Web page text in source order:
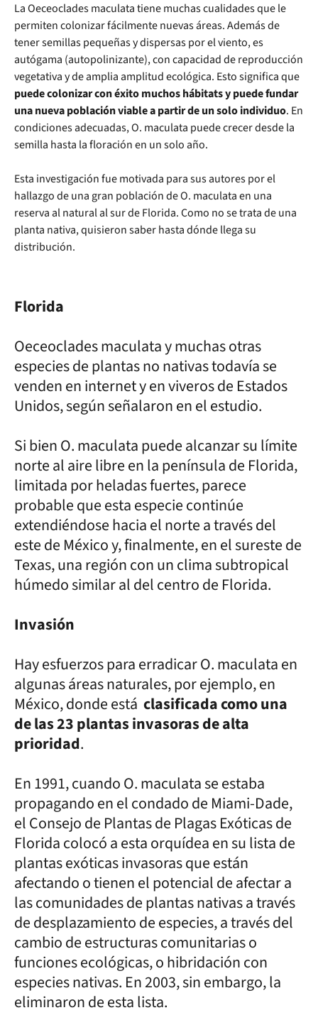
La Oeceoclades maculata tiene muchas cualidades que le
permiten colonizar fácilmente nuevas áreas. Además de
tener semillas pequeñas y dispersas por el viento, es
autógama (autopolinizante), con capacidad de reproducción
vegetativa y de amplia amplitud ecológica. Esto significa que
puede colonizar con éxito muchos hábitats y puede fundar
una nueva población viable a partir de un solo individuo. En
condiciones adecuadas, O. maculata puede crecer desde la
semilla hasta la floración en un solo año.
Esta investigación fue motivada para sus autores por el
hallazgo de una gran población de O. maculata en una
reserva al natural al sur de Florida. Como no se trata de una
planta nativa, quisieron saber hasta dónde llega su
distribución.
Florida
Oeceoclades maculata y muchas otras
especies de plantas no nativas todavía se
venden en internet y en viveros de Estados
Unidos, según señalaron en el estudio.
Si bien O. maculata puede alcanzar su límite
norte al aire libre en la península de Florida,
limitada por heladas fuertes, parece
probable que esta especie continúe
extendiéndose hacia el norte a través del
este de México y, finalmente, en el sureste de
Texas, una región con un clima subtropical
húmedo similar al del centro de Florida.
Invasión
Hay esfuerzos para erradicar O. maculata en
algunas áreas naturales, por ejemplo, en
México, donde está clasificada como una
de las 23 plantas invasoras de alta
prioridad.
En 1991, cuando O. maculata se estaba
propagando en el condado de Miami-Dade,
el Consejo de Plantas de Plagas Exóticas de
Florida colocó a esta orquídea en su lista de
plantas exóticas invasoras que están
afectando o tienen el potencial de afectar a
las comunidades de plantas nativas a través
de desplazamiento de especies, a través del
cambio de estructuras comunitarias o
funciones ecológicas, o hibridación con
especies nativas. En 2003, sin embargo, la
eliminaron de esta lista.